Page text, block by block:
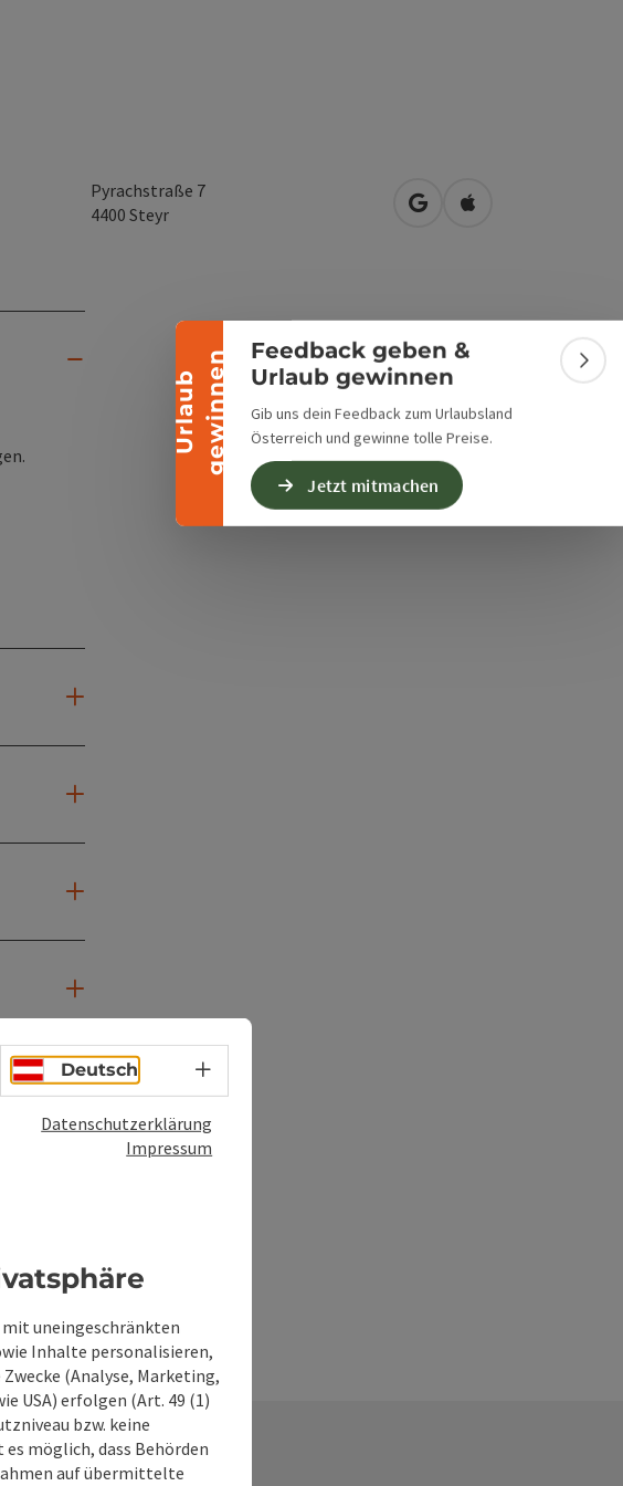
U
r
l
a
u
b
g
e
w
i
n
n
en
Banner einklappen
Feedback geben &
Urlaub gewinnen
Gib uns dein Feedback zum Urlaubsland
Österreich und gewinne tolle Preise.
Jetzt mitmachen
Pyrachstraße 7
4400 Steyr in Google Maps öffnen
in Apple Maps
In der Nähe
Deutsch Sprachwahl - Menü öffnen
Datenschutzerklärung
Impressum
uneingeschränkten
Inhalte personalisieren,
(Analyse, Marketing,
USA) erfolgen (Art. 49 (1)
bzw. keine
möglich, dass Behörden
auf übermittelte